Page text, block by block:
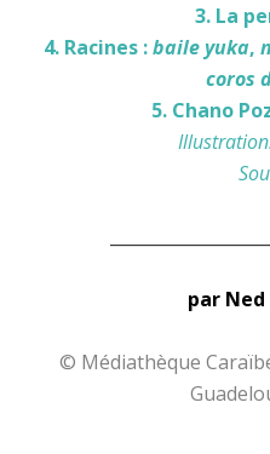
3. La
4. Racines :baile yuka,
coros
5. Chano
par
© Médiathèque